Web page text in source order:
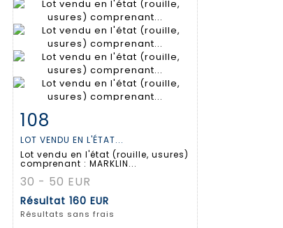
Fiche détaillée
108
LOT VENDU EN L'ÉTAT...
Lot vendu en l'état (rouille, usures)
comprenant : MARKLIN...
30 - 50 EUR
Résultat 160 EUR
Résultats sans frais